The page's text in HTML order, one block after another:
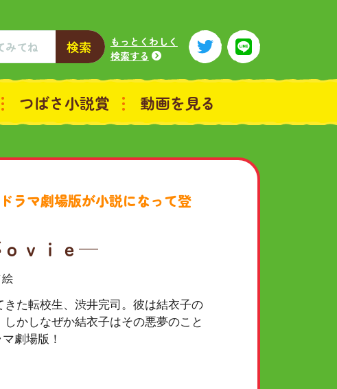
検索
もっとくわしく
検索する
つばさ小説賞 動画を見る
マ劇場版が小説になって登
ｖｉｅ─
絵
た転校生、渋井完司。彼は結衣子の
かしなぜか結衣子はその悪夢のこと
劇場版！